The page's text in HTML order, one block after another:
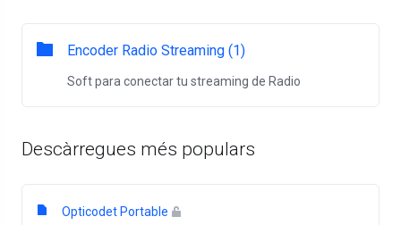
Encoder Radio Streaming (1)
Soft para conectar tu streaming de Radio
Descàrregues més populars
Opticodet Portable